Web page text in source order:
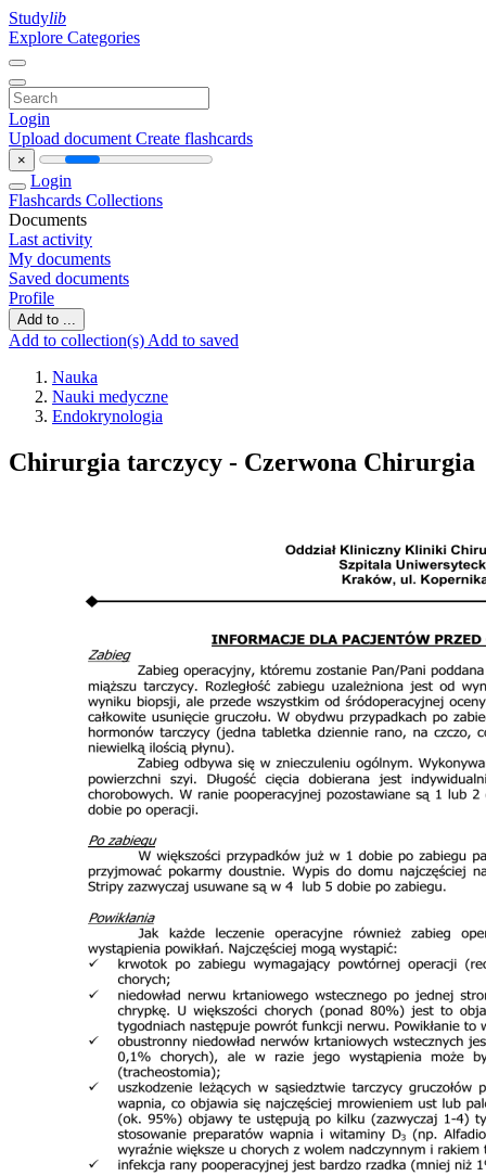
Studylib
Explore Categories
Login
Upload document Create flashcards
×
Login
Flashcards Collections
Documents
Last activity
My documents
Saved documents
Profile
Add to ...
Add to collection(s) Add to saved
Nauka
Nauki medyczne
Endokrynologia
Chirurgia tarczycy - Czerwona Chirurgia